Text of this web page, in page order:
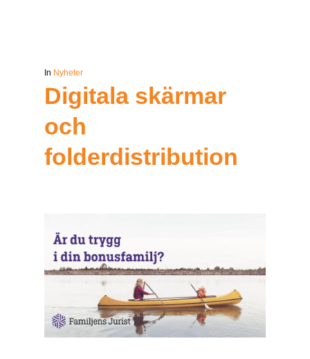
In Nyheter
Digitala skärmar
och
folderdistribution